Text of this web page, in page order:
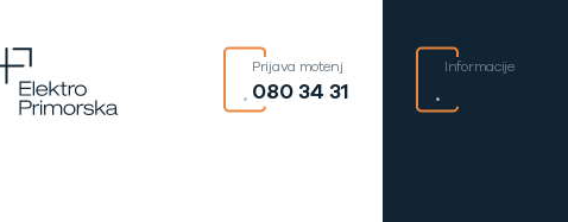
Prijava motenj
080 34 31
Informacije